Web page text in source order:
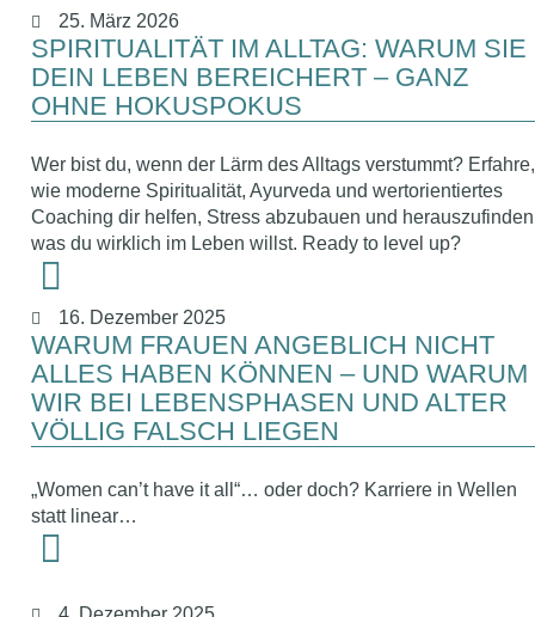
25. März 2026
SPIRITUALITÄT IM ALLTAG: WARUM SIE
DEIN LEBEN BEREICHERT – GANZ
OHNE HOKUSPOKUS
Wer bist du, wenn der Lärm des Alltags verstummt? Erfahre,
wie moderne Spiritualität, Ayurveda und wertorientiertes
Coaching dir helfen, Stress abzubauen und
was du wirklich im Leben willst. Ready to level up?
16. Dezember 2025
WARUM FRAUEN ANGEBLICH NICHT
ALLES HABEN KÖNNEN – UND WARUM
WIR BEI LEBENSPHASEN UND ALTER
VÖLLIG FALSCH LIEGEN
„Women can’t have it all“… oder doch? Karriere in Wellen
statt linear…